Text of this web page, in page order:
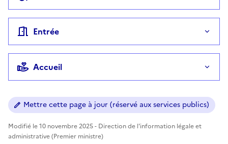
Entrée
Accueil
Mettre cette page à jour (réservé aux services publics)
Modifié le 10 novembre 2025 - Direction de l'information légale et
administrative (Premier ministre)